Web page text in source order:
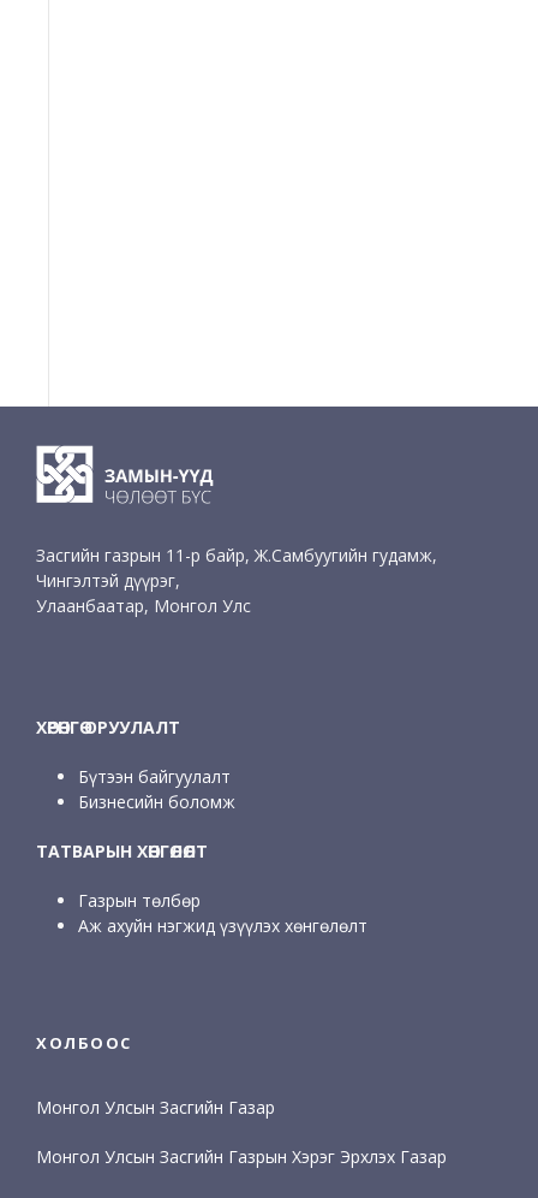
Засгийн газрын 11-р байр, Ж.Самбуугийн гудамж,
Чингэлтэй дүүрэг,
Улаанбаатар, Монгол Улс
ХӨРӨНГӨ ОРУУЛАЛТ
Бүтээн байгуулалт
Бизнесийн боломж
ТАТВАРЫН ХӨНГӨЛӨЛТ
Газрын төлбөр
Аж ахуйн нэгжид үзүүлэх хөнгөлөлт
ХОЛБООС
Монгол Улсын Засгийн Газар
Монгол Улсын Засгийн Газрын Хэрэг Эрхлэх Газар